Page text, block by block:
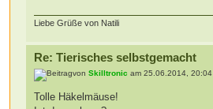
Liebe Grüße von Natili
Re: Tierisches selbstgemacht
vonSkilltronic am 25.06.2014, 20:04
Tolle Häkelmäuse!